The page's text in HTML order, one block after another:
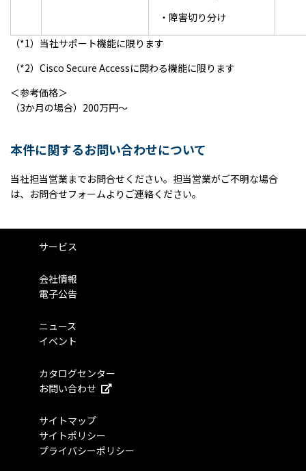
・障害切り分け
（*1）当社サポート機能に限ります
（*2）Cisco Secure Accessに関わる機能に限ります
＜参考価格＞
（3か月の場合） 200万円～
本件に関するお問い合わせについて
当社担当営業までお問合せください。担当営業がご不明な場合
は、お問合せフォームよりご連絡ください。
サービス
会社情報
電子公告
ニュース
イベント
カタログセンター
お問い合わせ
サイトマップ
サイトポリシー
プライバシーポリシー